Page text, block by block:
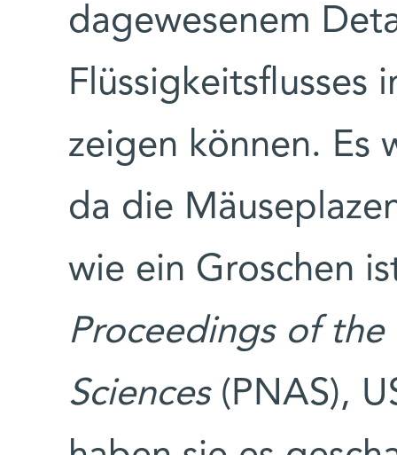
dagewesenem
Flüssigkeitsflusses
zeigen können. Es
da die
wie ein Groschen
Proceedings of
Sciences(PNAS),